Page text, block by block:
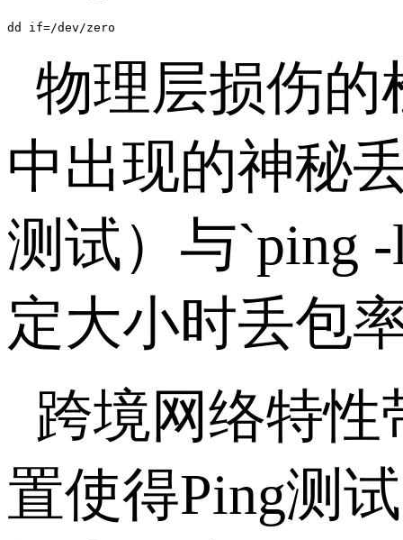
dd if=/dev/zero
物理层损伤的
中出现的神秘
测试）与`ping
定大小时丢包
跨境网络特
置使得Ping测